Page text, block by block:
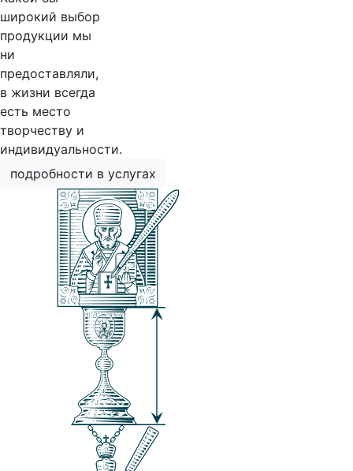
широкий выбор
продукции мы
ни
предоставляли,
в жизни всегда
есть место
творчеству и
индивидуальности.
подробности в услугах